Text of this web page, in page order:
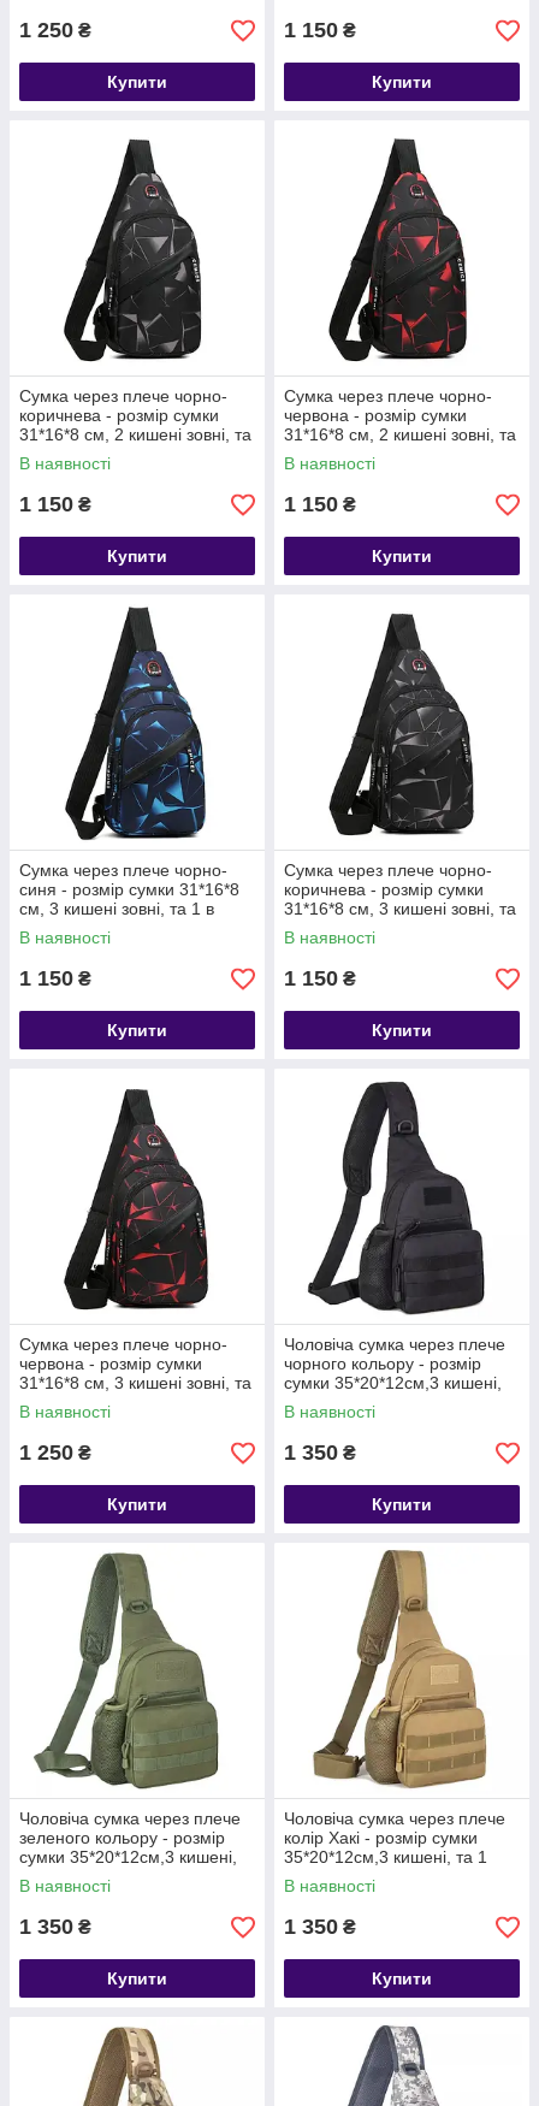
1 250 ₴
Купити
1 150 ₴
Купити
Сумка через плече чорно-
коричнева - розмір сумки
31*16*8 см, 2 кишені зовні, та
1 в середині
В наявності
1 150 ₴
Купити
Сумка через плече чорно-
червона - розмір сумки
31*16*8 см, 2 кишені зовні, та
1 в середині
В наявності
1 150 ₴
Купити
Сумка через плече чорно-
синя - розмір сумки 31*16*8
см, 3 кишені зовні, та 1 в
середині
В наявності
1 150 ₴
Купити
Сумка через плече чорно-
коричнева - розмір сумки
31*16*8 см, 3 кишені зовні, та
1 в середині
В наявності
1 150 ₴
Купити
Сумка через плече чорно-
червона - розмір сумки
31*16*8 см, 3 кишені зовні, та
1 в середині
В наявності
1 250 ₴
Купити
Чоловіча сумка через плече
чорного кольору - розмір
сумки 35*20*12см,3 кишені,
та 1 бокова кішеня
В наявності
1 350 ₴
Купити
Чоловіча сумка через плече
зеленого кольору - розмір
сумки 35*20*12см,3 кишені,
та 1 бокова кішеня
В наявності
1 350 ₴
Купити
Чоловіча сумка через плече
колір Хакі - розмір сумки
35*20*12см,3 кишені, та 1
бокова кішеня
В наявності
1 350 ₴
Купити